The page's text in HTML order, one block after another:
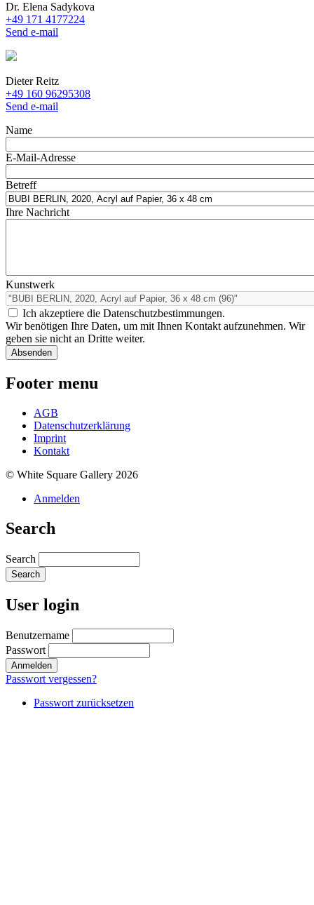
Dr. Elena Sadykova
+49 171 4177224
Send e-mail
Dieter Reitz
+49 160 96295308
Send e-mail
Name
E-Mail-Adresse
Betreff
Ihre Nachricht
Kunstwerk
Ich akzeptiere die Datenschutzbestimmungen.
Wir benötigen Ihre Daten, um mit Ihnen Kontakt aufzunehmen. Wir
geben sie nicht an Dritte weiter.
Footer menu
AGB
Datenschutzerklärung
Imprint
Kontakt
© White Square Gallery 2026
Anmelden
Search
Search
User login
Benutzername
Passwort
Passwort vergessen?
Passwort zurücksetzen